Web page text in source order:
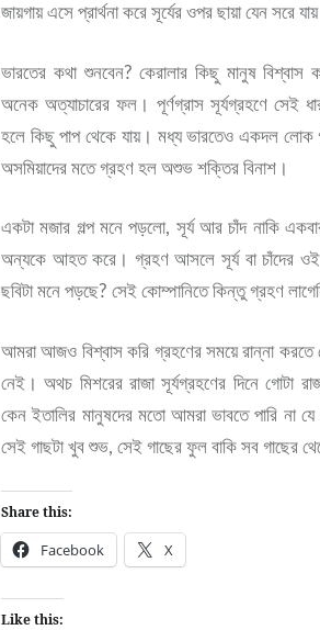
জায়গায় এসে প্রার্থনা করে সূর্যের ওপর ছায়া যেন সরে
ভারতের কথা শুনবেন? কেরালার কিছু মানুষ
অনেক অত্যাচারের ফল। পূর্ণগ্রাস সূর্যগ্রহণে সেই
হলে কিছু পাপ থেকে যায়। মধ্য ভারতেও একদল লোক
অসমিয়াদের মতে গ্রহণ হল অশুভ শক্তির বিনাশ।
একটা মজার গল্প মনে পড়লো, সূর্য আর চাঁদ নাকি
অন্যকে আহত করে। গ্রহণ আসলে সূর্য বা চাঁদের
ছবিটা মনে পড়ছে? সেই কোম্পানিতে কিন্তু গ্রহণ
আমরা আজও বিশ্বাস করি গ্রহণের সময়ে রান্না করতে
নেই। অথচ মিশরের রাজা সূর্যগ্রহণের দিনে গোটা
কেন ইতালির মানুষদের মতো আমরা ভাবতে পারি না
সেই গাছটা খুব শুভ, সেই গাছের ফুল বাকি সব গাছের
Share this:
Facebook X
Like this: